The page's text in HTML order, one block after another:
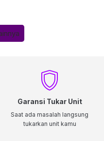
Garansi Tukar Unit
Saat ada masalah langsung
tukarkan unit kamu